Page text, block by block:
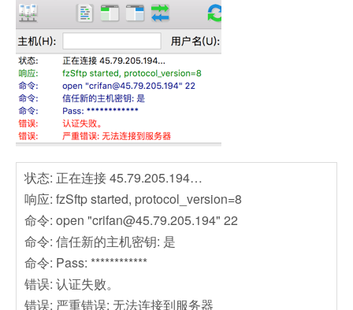
状态: 正在连接45.79.205.194…
响应: fzSftp started, protocol_version=8
命令: open "crifan@45.79.205.194" 22
命令: 信任新的主机密钥: 是
命令: Pass: ************
错误: 认证失败。
错误: 严重错误: 无法连接到服务器